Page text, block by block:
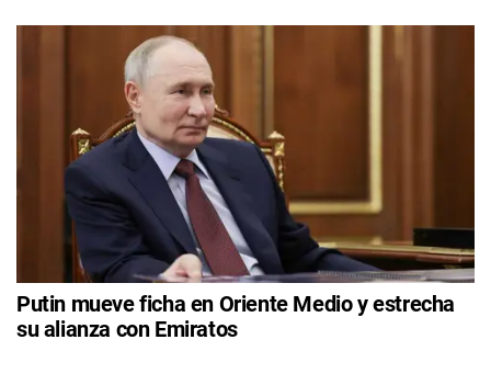
Putin mueve ficha en Oriente Medio y estrecha
su alianza con Emiratos